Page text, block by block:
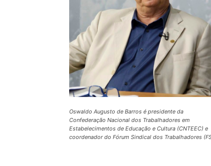
Oswaldo Augusto de Barros é presidente da
Confederação Nacional dos Trabalhadores em
Estabelecimentos de Educação e Cultura (CNTEEC) e
coordenador do Fórum Sindical dos Trabalhadores